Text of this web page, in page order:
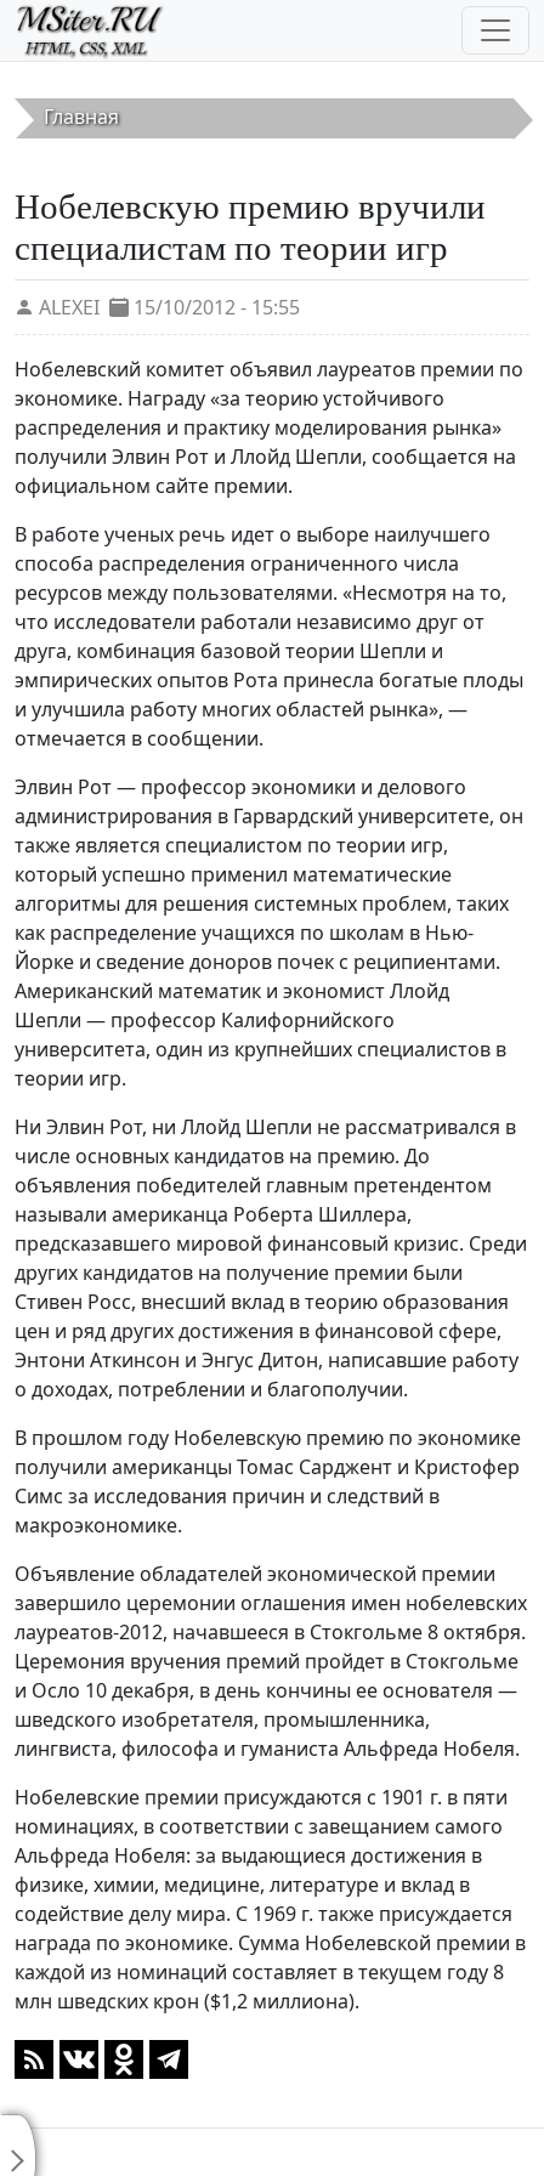
Перейти к основному содержанию
Главная
Нобелевскую премию вручили
специалистам по теории игр
ALEXEI 15/10/2012 - 15:55
Нобелевский комитет объявил лауреатов премии по
экономике. Награду «за теорию устойчивого
распределения и практику моделирования рынка»
получили Элвин Рот и Ллойд Шепли, сообщается на
официальном сайте премии.
В работе ученых речь идет о выборе наилучшего
способа распределения ограниченного числа
ресурсов между пользователями. «Несмотря на то,
что исследователи работали независимо друг от
друга, комбинация базовой теории Шепли и
эмпирических опытов Рота принесла богатые плоды
и улучшила работу многих областей рынка», —
отмечается в сообщении.
Элвин Рот — профессор экономики и делового
администрирования в Гарвардский университете, он
также является специалистом по теории игр,
который успешно применил математические
алгоритмы для решения системных проблем, таких
как распределение учащихся по школам в Нью-
Йорке и сведение доноров почек с реципиентами.
Американский математик и экономист Ллойд
Шепли — профессор Калифорнийского
университета, один из крупнейших специалистов в
теории игр.
Ни Элвин Рот, ни Ллойд Шепли не рассматривался в
числе основных кандидатов на премию. До
объявления победителей главным претендентом
называли американца Роберта Шиллера,
предсказавшего мировой финансовый кризис. Среди
других кандидатов на получение премии были
Стивен Росс, внесший вклад в теорию образования
цен и ряд других достижения в финансовой сфере,
Энтони Аткинсон и Энгус Дитон, написавшие работу
о доходах, потреблении и благополучии.
В прошлом году Нобелевскую премию по экономике
получили американцы Томас Сарджент и Кристофер
Симс за исследования причин и следствий в
макроэкономике.
Объявление обладателей экономической премии
завершило церемонии оглашения имен нобелевских
лауреатов-2012, начавшееся в Стокгольме 8 октября.
Церемония вручения премий пройдет в Стокгольме
и Осло 10 декабря, в день кончины ее основателя —
шведского изобретателя, промышленника,
лингвиста, философа и гуманиста Альфреда Нобеля.
Нобелевские премии присуждаются с 1901 г. в пяти
номинациях, в соответствии с завещанием самого
Альфреда Нобеля: за выдающиеся достижения в
физике, химии, медицине, литературе и вклад в
содействие делу мира. С 1969 г. также присуждается
награда по экономике. Сумма Нобелевской премии в
каждой из номинаций составляет в текущем году 8
млн шведских крон ($1,2 миллиона).